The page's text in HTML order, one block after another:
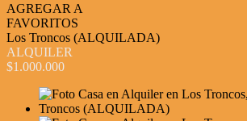
AGREGAR A
FAVORITOS
Los Troncos (ALQUILADA)
ALQUILER
$1.000.000